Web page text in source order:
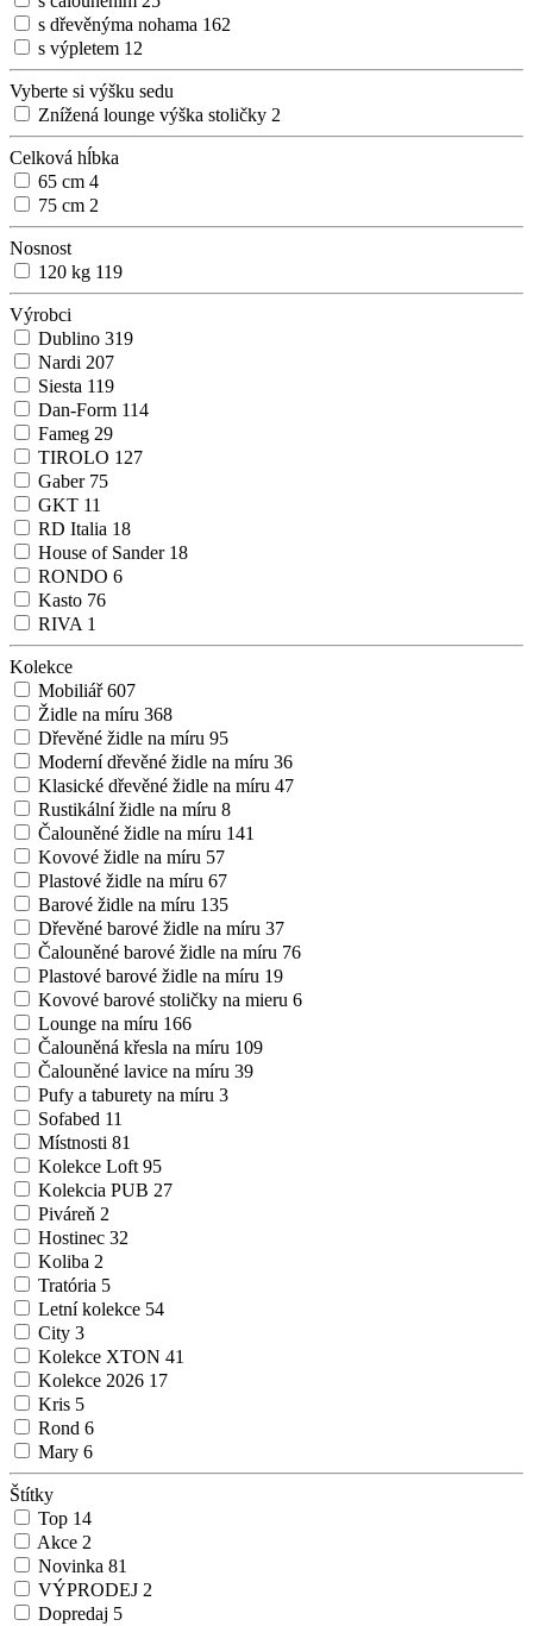
s dřevěnýma nohama 162
s výpletem 12
Vyberte si výšku sedu
Znížená lounge výška stoličky 2
Celková hĺbka
65 cm 4
75 cm 2
Nosnost
120 kg 119
Výrobci
Dublino 319
Nardi 207
Siesta 119
Dan-Form 114
Fameg 29
TIROLO 127
Gaber 75
GKT 11
RD Italia 18
House of Sander 18
RONDO 6
Kasto 76
RIVA 1
Kolekce
Mobiliář607
Židle na míru 368
Dřevěné židle na míru 95
Moderní dřevěné židle na míru 36
Klasické dřevěné židle na míru 47
Rustikální židle na míru 8
Čalouněné židle na míru 141
Kovové židle na míru 57
Plastové židle na míru 67
Barové židle na míru 135
Dřevěné barové židle na míru 37
Čalouněné barové židle na míru 76
Plastové barové židle na míru 19
Kovové barové stoličky na mieru 6
Lounge na míru 166
Čalouněná křesla na míru 109
Čalouněné lavice na míru 39
Pufy a taburety na míru 3
Sofabed 11
Místnosti 81
Kolekce Loft 95
Kolekcia PUB 27
Piváreň 2
Hostinec 32
Koliba 2
Tratória 5
Letní kolekce 54
City 3
Kolekce XTON 41
Kolekce 2026 17
Kris 5
Rond 6
Mary 6
Štítky
Top 14
Akce 2
Novinka 81
VÝPRODEJ 2
Dopredaj 5